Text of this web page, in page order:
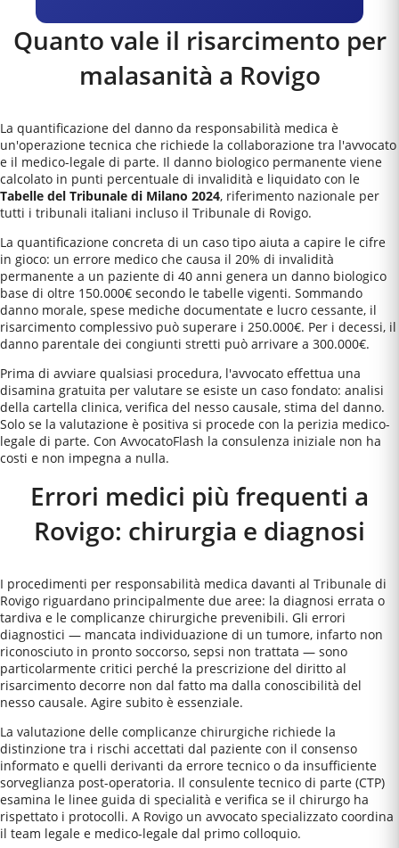
Quanto vale il risarcimento per
malasanità a Rovigo
La quantificazione del danno da responsabilità medica è
un'operazione tecnica che richiede la collaborazione tra l'avvocato
e il medico-legale di parte. Il danno biologico permanente viene
calcolato in punti percentuale di invalidità e liquidato con le
Tabelle del Tribunale di Milano 2024, riferimento nazionale per
tutti i tribunali italiani incluso il Tribunale di Rovigo.
La quantificazione concreta di un caso tipo aiuta a capire le cifre
in gioco: un errore medico che causa il 20% di invalidità
permanente a un paziente di 40 anni genera un danno biologico
base di oltre 150.000€ secondo le tabelle vigenti. Sommando
danno morale, spese mediche documentate e lucro cessante, il
risarcimento complessivo può superare i 250.000€. Per i decessi, il
danno parentale dei congiunti stretti può arrivare a 300.000€.
Prima di avviare qualsiasi procedura, l'avvocato effettua una
disamina gratuita per valutare se esiste un caso fondato: analisi
della cartella clinica, verifica del nesso causale, stima del danno.
Solo se la valutazione è positiva si procede con la perizia medico-
legale di parte. Con AvvocatoFlash la consulenza iniziale non ha
costi e non impegna a nulla.
Errori medici più frequenti a
Rovigo: chirurgia e diagnosi
I procedimenti per responsabilità medica davanti al Tribunale di
Rovigo riguardano principalmente due aree: la diagnosi errata o
tardiva e le complicanze chirurgiche prevenibili. Gli errori
diagnostici — mancata individuazione di un tumore, infarto non
riconosciuto in pronto soccorso, sepsi non trattata — sono
particolarmente critici perché la prescrizione del diritto al
risarcimento decorre non dal fatto ma dalla conoscibilità del
nesso causale. Agire subito è essenziale.
La valutazione delle complicanze chirurgiche richiede la
distinzione tra i rischi accettati dal paziente con il consenso
informato e quelli derivanti da errore tecnico o da insufficiente
sorveglianza post-operatoria. Il consulente tecnico di parte (CTP)
esamina le linee guida di specialità e verifica se il chirurgo ha
rispettato i protocolli. A Rovigo un avvocato specializzato coordina
il team legale e medico-legale dal primo colloquio.